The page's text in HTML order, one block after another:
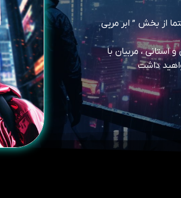
از بخش ” ابر مربی
، مربیان با
داشت